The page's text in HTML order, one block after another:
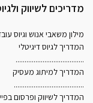
מדריכים לשיווק
מילון משאבי אנוש וגיוס
המדריך לגיוס דיגיטלי
......................................
המדריך למיתוג מעסיק
.......................................
המדריך לשיווק ופרסום